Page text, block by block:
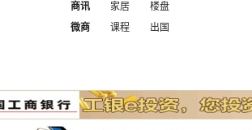
商讯 家居
楼盘
微商
课程
出国